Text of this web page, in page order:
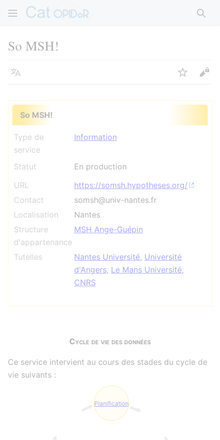
So MSH!
Langue Suivre
So MSH!
Type de
service
Information
Statut
En production
URL
https://somsh.hypotheses.org/
Contact
somsh@univ-nantes.fr
Localisation
Nantes
Structure
d'appartenance
MSH Ange-Guépin
Tutelles Nantes Université, Université
d'Angers, Le Mans Université,
CNRS
Cycle de vie des données
Ce service intervient au cours des stades du cycle de
vie suivants :
Planification